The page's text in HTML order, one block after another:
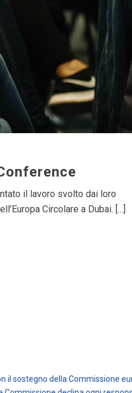
il lavoro svolto dai loro
Circolare a Dubai. [...]
il sostegno della Commissione